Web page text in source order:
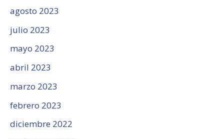
agosto 2023
julio 2023
mayo 2023
abril 2023
marzo 2023
febrero 2023
diciembre 2022